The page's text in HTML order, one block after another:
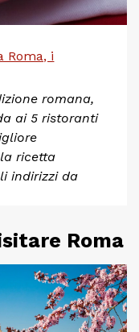
Roma, i
romana,
ai 5 ristoranti
ricetta
indirizzi da
Roma